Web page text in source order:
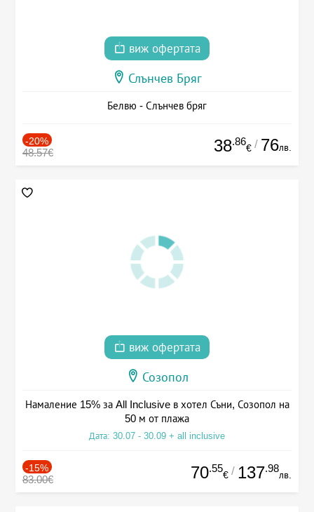
виж офертата
Слънчев Бряг
Белвю - Слънчев бряг
-20%
48.57€ 38.86
€ / 76лв.
виж офертата
Созопол
Намаление 15% за All Inclusive в хотел Съни, Созопол на
50 м от плажа
Дата: 30.07 - 30.09 + all inclusive
-15%
83.00€ 70.55
€ / 137.98
лв.